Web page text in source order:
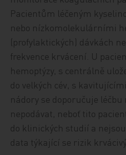
Pacientům léčeným
nebo nízkomolekulárními
(profylaktických) dávkách
frekvence krvácení. U
hemoptýzy, s centrálně
do velkých cév, s
nádory se doporučuje
nepodávat, neboť tito
do klinických studií a
data týkající se rizik